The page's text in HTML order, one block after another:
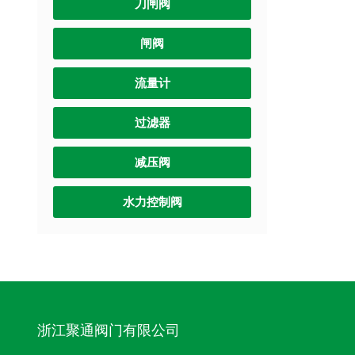
刀闸阀
闸阀
流量计
过滤器
减压阀
水力控制阀
浙江聚通阀门有限公司